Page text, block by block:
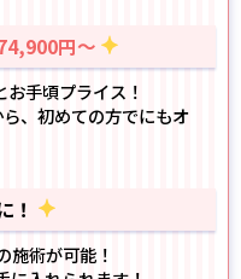
円～
手頃プライス！
、初めての方でにもオ
！
施術が可能！